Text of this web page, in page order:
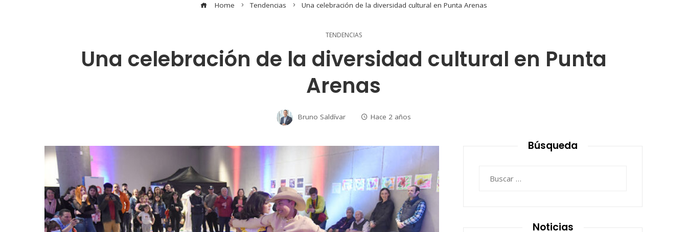
Home Tendencias Una celebración de la diversidad cultural en Punta Arenas
TENDENCIAS
Una celebración de la diversidad cultural en Punta
Arenas
Bruno Saldívar Hace 2 años
Búsqueda
Noticias